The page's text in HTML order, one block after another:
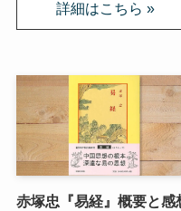
ドストエフスキー資
ドストエフスキー
ドストエフスキー
赤塚忠『易経』概要と感